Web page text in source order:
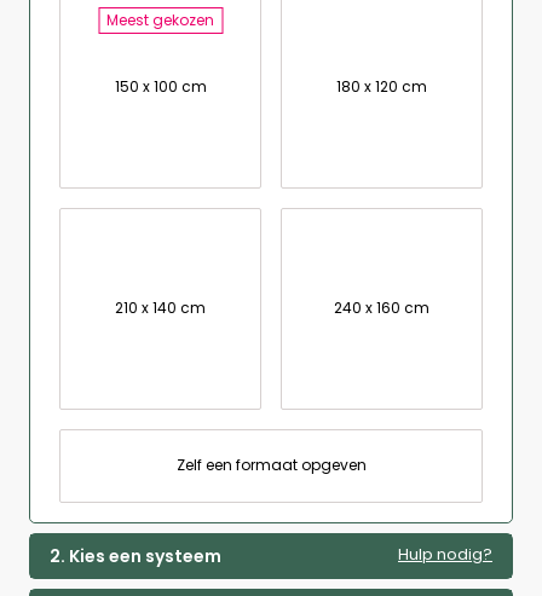
Meest gekozen
150 x 100 cm 180 x 120 cm
210 x 140 cm 240 x 160 cm
Zelf een formaat opgeven
2. Kies een systeem Hulp nodig?